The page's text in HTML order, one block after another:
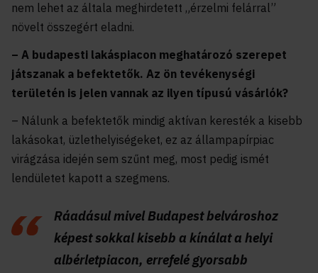
nem lehet az általa meghirdetett „érzelmi felárral”
növelt összegért eladni.
– A budapesti lakáspiacon meghatározó szerepet
játszanak a befektetők. Az ön tevékenységi
területén is jelen vannak az ilyen típusú vásárlók?
– Nálunk a befektetők mindig aktívan keresték a kisebb
lakásokat, üzlethelyiségeket, ez az állampapírpiac
virágzása idején sem szűnt meg, most pedig ismét
lendületet kapott a szegmens.
Ráadásul mivel Budapest belvároshoz
képest sokkal kisebb a kínálat a helyi
albérletpiacon, errefelé gyorsabb